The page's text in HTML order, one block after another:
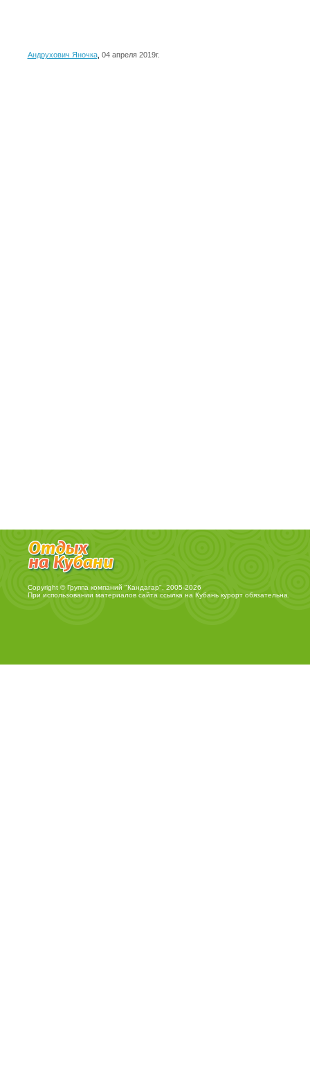
Андрухович Яночка, 04 апреля 2019г.
Copyright © Группа компаний "Кандагар", 2005-2026
При использовании материалов сайта ссылка на Кубань курортобязательна.